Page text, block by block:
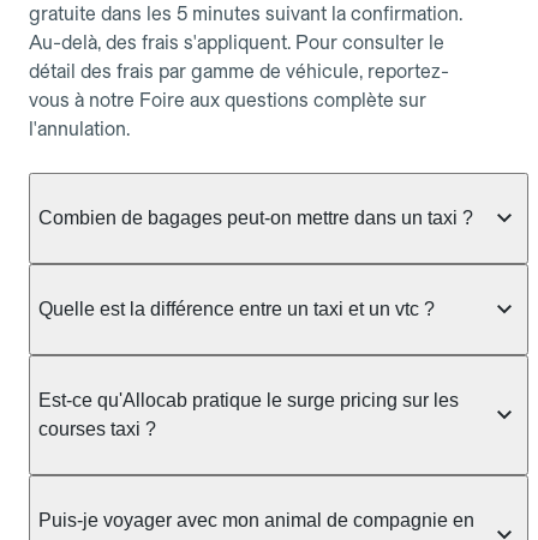
gratuite dans les 5 minutes suivant la confirmation.
Au-delà, des frais s'appliquent. Pour consulter le
détail des frais par gamme de véhicule, reportez-
vous à notre Foire aux questions complète sur
l'annulation.
Combien de bagages peut-on mettre dans un taxi ?
taxi berline accueille en général jusqu'à 3 bagages
ou nombreux, précisez-le dans le champ "Message
au chauffeur" lors de la réservation. Le prix n'est
pas impacté par le nombre de bagages.
Quelle est la différence entre un taxi et un vtc ?
prendre en charge directement dans la rue, à une
station ou sur réservation, avec un tarif au
réservation et propose un prix fixe annoncé à
l'avance. Chez Allocab, réservez facilement votre
Est-ce qu'Allocab pratique le surge pricing sur les
courses taxi ?
réglementation préfectorale et suit un barème
Puis-je voyager avec mon animal de compagnie en